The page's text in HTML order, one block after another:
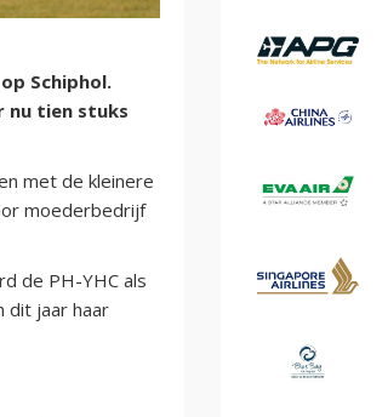
Schiphol.
nu tien stuks
met de kleinere
moederbedrijf
de PH-YHC als
dit jaar haar